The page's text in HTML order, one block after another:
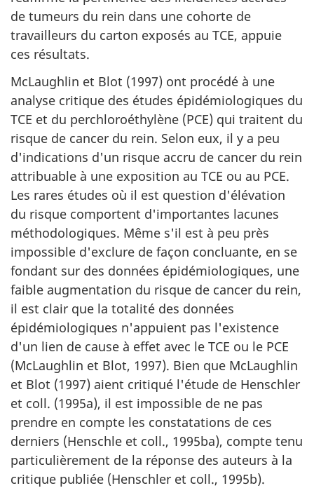
de tumeurs du rein dans une cohorte de
travailleurs du carton exposés au TCE, appuie
ces résultats.
McLaughlin et Blot (1997) ont procédé à une
analyse critique des études épidémiologiques du
TCE et du perchloroéthylène (PCE) qui traitent du
risque de cancer du rein. Selon eux, il y a peu
d'indications d'un risque accru de cancer du rein
attribuable à une exposition au TCE ou au PCE.
Les rares études où il est question d'élévation
du risque comportent d'importantes lacunes
méthodologiques. Même s'il est à peu près
impossible d'exclure de façon concluante, en se
fondant sur des données épidémiologiques, une
faible augmentation du risque de cancer du rein,
il est clair que la totalité des données
épidémiologiques n'appuient pas l'existence
d'un lien de cause à effet avec le TCE ou le PCE
(McLaughlin et Blot, 1997). Bien que McLaughlin
et Blot (1997) aient critiqué l'étude de Henschler
et coll. (1995a), il est impossible de ne pas
prendre en compte les constatations de ces
derniers (Henschle et coll., 1995ba), compte tenu
particulièrement de la réponse des auteurs à la
critique publiée (Henschler et coll., 1995b).